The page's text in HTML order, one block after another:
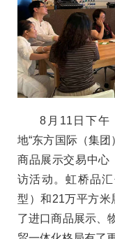
8月11日下午
地“东方国际（集
商品展示交易中心
访活动。虹桥品
型）和21万平方米
了进口商品展示、